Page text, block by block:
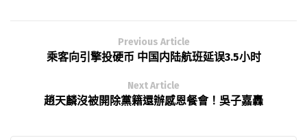
Previous Article
乘客向引擎投硬币 中国内陆航班延误3.5小时
Next Article
趙天麟沒被開除黨籍還辦感恩餐會！吳子嘉轟